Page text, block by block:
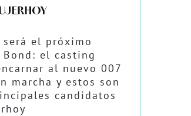
será el próximo
Bond: el casting
al nuevo 007
marcha y estos son
candidatos